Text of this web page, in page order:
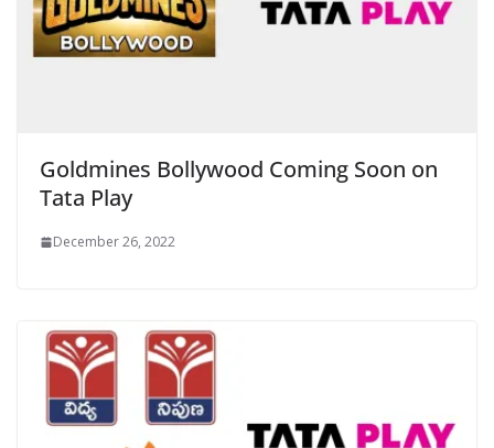
Goldmines Bollywood Coming Soon on
Tata Play
December 26, 2022